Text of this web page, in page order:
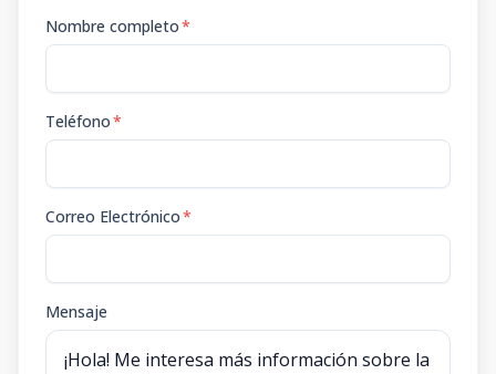
Nombre completo*
Teléfono*
Correo Electrónico*
Mensaje